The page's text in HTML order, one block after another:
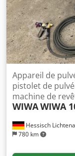
Hessisch
780 km
Appareil de
pistolet de
machine de
WIWAWIWA